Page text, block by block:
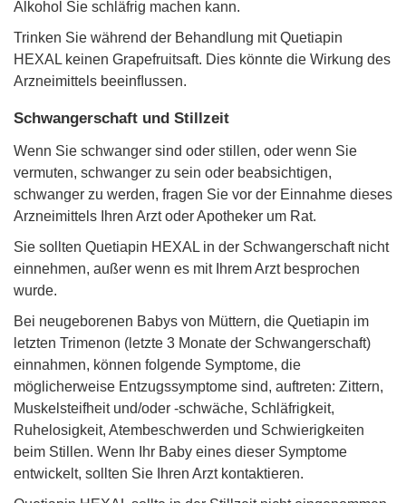
Alkohol Sie schläfrig machen kann.
Trinken Sie während der Behandlung mit Quetiapin
HEXAL keinen Grapefruitsaft. Dies könnte die Wirkung des
Arzneimittels beeinﬂussen.
Schwangerschaft und Stillzeit
Wenn Sie schwanger sind oder stillen, oder wenn Sie
vermuten, schwanger zu sein oder beabsichtigen,
schwanger zu werden, fragen Sie vor der Einnahme dieses
Arzneimittels Ihren Arzt oder Apotheker um Rat.
Sie sollten Quetiapin HEXAL in der Schwangerschaft nicht
einnehmen, außer wenn es mit Ihrem Arzt besprochen
wurde.
Bei neugeborenen Babys von Müttern, die Quetiapin im
letzten Trimenon (letzte 3 Monate der Schwangerschaft)
einnahmen, können folgende Symptome, die
möglicherweise Entzugssymptome sind, auftreten: Zittern,
Muskelsteifheit und/oder -schwäche, Schläfrigkeit,
Ruhelosigkeit, Atembeschwerden und Schwierigkeiten
beim Stillen. Wenn Ihr Baby eines dieser Symptome
entwickelt, sollten Sie Ihren Arzt kontaktieren.